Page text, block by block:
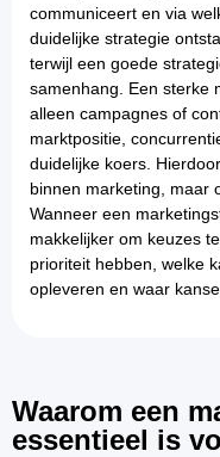
communiceert en via
duidelijke strategie
terwijl een goede
samenhang. Een sterke
alleen campagnes of
marktpositie,
duidelijke koers.
binnen marketing, maar
Wanneer een
makkelijker om keuzes
prioriteit hebben, welke
opleveren en waar
Waarom een
essentieel is